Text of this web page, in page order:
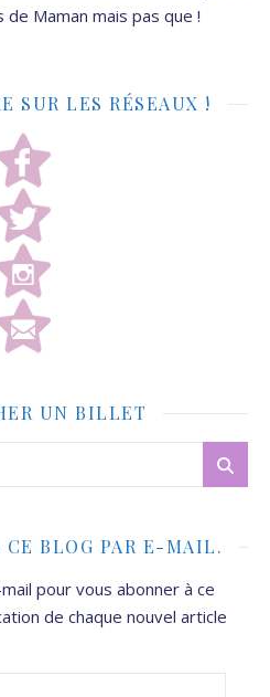
Maman mais pas que !
SUR LES RÉSEAUX !
UN BILLET
CE BLOG PAR E-MAIL.
pour vous abonner à ce
de chaque nouvel article